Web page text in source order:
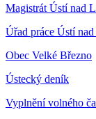
Magistrát Ústí nad
Úřad práce Ústí
Obec Velké Březno
Ústecký deník
Vyplnění volného